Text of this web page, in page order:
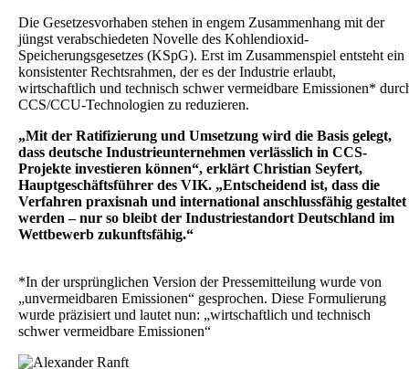
Die Gesetzesvorhaben stehen in engem Zusammenhang mit der
jüngst verabschiedeten Novelle des Kohlendioxid-
Speicherungsgesetzes (KSpG). Erst im Zusammenspiel entsteht ein
konsistenter Rechtsrahmen, der es der Industrie erlaubt,
wirtschaftlich und technisch schwer vermeidbare Emissionen*
CCS/CCU-Technologien zu reduzieren.
„Mit der Ratifizierung und Umsetzung wird die Basis gelegt,
dass deutsche Industrieunternehmen verlässlich in CCS-
Projekte investieren können“, erklärt Christian Seyfert,
Hauptgeschäftsführer des VIK. „Entscheidend ist, dass die
Verfahren praxisnah und international anschlussfähig gestaltet
werden – nur so bleibt der Industriestandort Deutschland im
Wettbewerb zukunftsfähig.“
*In der ursprünglichen Version der Pressemitteilung wurde von
„unvermeidbaren Emissionen“ gesprochen. Diese Formulierung
wurde präzisiert und lautet nun: „wirtschaftlich und technisch
schwer vermeidbare Emissionen“